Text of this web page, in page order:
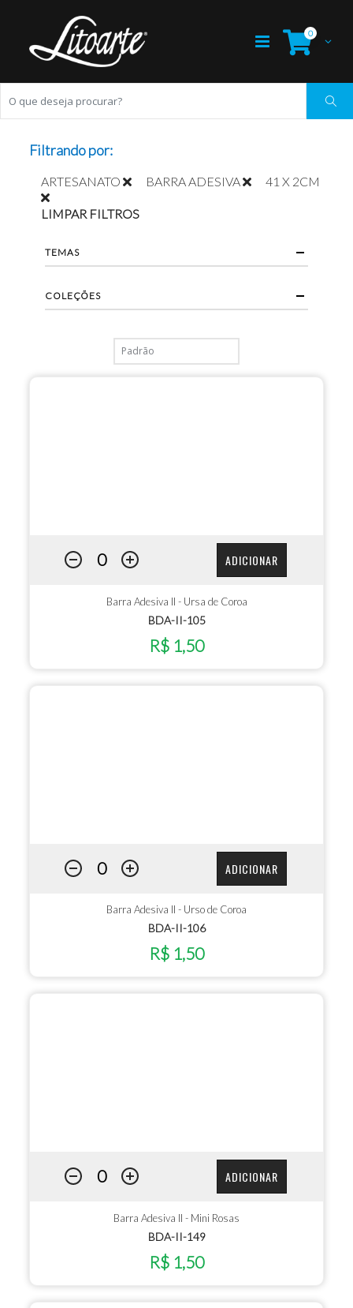
0
ADICIONAR
Barra Adesiva II - Ursa de Coroa
BDA-II-105
R$ 1,50
ADICIONAR
Barra Adesiva II - Urso de Coroa
BDA-II-106
R$ 1,50
ADICIONAR
Barra Adesiva II - Mini Rosas
BDA-II-149
R$ 1,50
Filtrando por:
ARTESANATO BARRA ADESIVA 41 X 2CM
LIMPAR FILTROS
TEMAS
COLEÇÕES